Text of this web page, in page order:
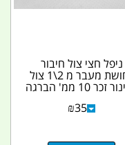
ניפל חצי צול חיבור
נחושת מעבר מ 2\1 צול
לצינור זכר 10 ממ' הברגה
₪35